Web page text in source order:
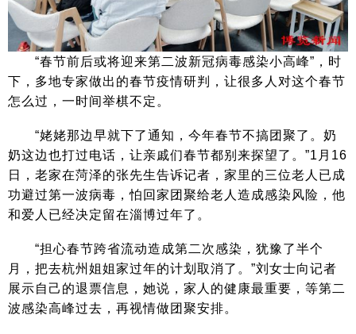
“春节前后或将迎来第二波新冠病毒感染小高峰”，时
下，多地专家做出的春节疫情研判，让很多人对这个春节
怎么过，一时间举棋不定。
“姥姥那边早就下了通知，今年春节不搞团聚了。奶
奶这边也打过电话，让亲戚们春节都别来探望了。”1月16
日，老家在菏泽的张先生告诉记者，家里的三位老人已成
功避过第一波病毒，怕回家团聚给老人造成感染风险，他
和爱人已经决定留在淄博过年了。
“担心春节跨省流动造成第二次感染，犹豫了半个
月，把去杭州姐姐家过年的计划取消了。”刘女士向记者
展示自己的退票信息，她说，家人的健康最重要，等第二
波感染高峰过去，再视情做团聚安排。